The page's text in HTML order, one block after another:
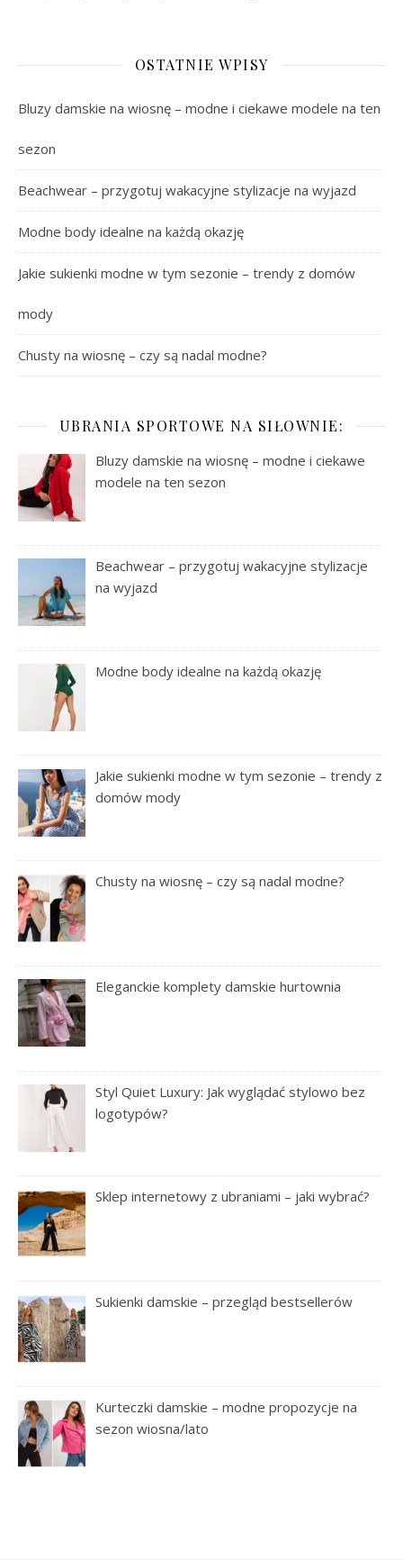
OSTATNIE WPISY
Bluzy damskie na wiosnę – modne i ciekawe modele na ten
sezon
Beachwear – przygotuj wakacyjne stylizacje na wyjazd
Modne body idealne na każdą okazję
Jakie sukienki modne w tym sezonie – trendy z domów
mody
Chusty na wiosnę – czy są nadal modne?
UBRANIA SPORTOWE NA SIŁOWNIE:
Bluzy damskie na wiosnę – modne i ciekawe
modele na ten sezon
Beachwear – przygotuj wakacyjne stylizacje
na wyjazd
Modne body idealne na każdą okazję
Jakie sukienki modne w tym sezonie – trendy z
domów mody
Chusty na wiosnę – czy są nadal modne?
Eleganckie komplety damskie hurtownia
Styl Quiet Luxury: Jak wyglądać stylowo bez
logotypów?
Sklep internetowy z ubraniami – jaki wybrać?
Sukienki damskie – przegląd bestsellerów
Kurteczki damskie – modne propozycje na
sezon wiosna/lato